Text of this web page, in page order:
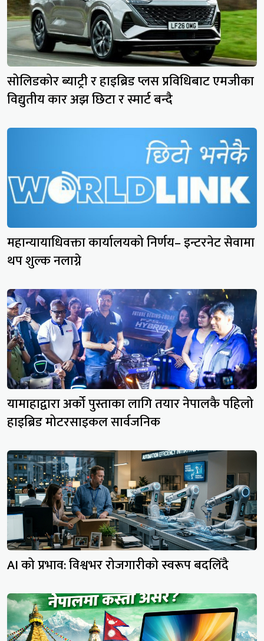
सोलिडकोर ब्याट्री र हाइब्रिड प्लस प्रविधिबाट एमजीका
विद्युतीय कार अझ छिटा र स्मार्ट बन्दै
महान्यायाधिवक्ता कार्यालयको निर्णय– इन्टरनेट सेवामा
थप शुल्क नलाग्ने
यामाहाद्वारा अर्को पुस्ताका लागि तयार नेपालकै पहिलो
हाइब्रिड मोटरसाइकल सार्वजनिक
AI को प्रभाव: विश्वभर रोजगारीको स्वरूप बदलिँदै